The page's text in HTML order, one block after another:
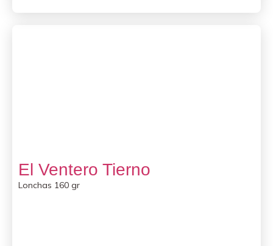
El Ventero Tierno
Lonchas 160 gr